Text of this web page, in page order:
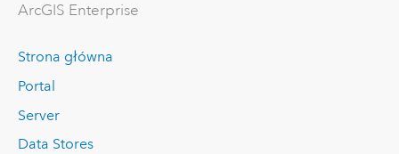
ArcGIS Enterprise
Strona główna
Portal
Server
Data Stores